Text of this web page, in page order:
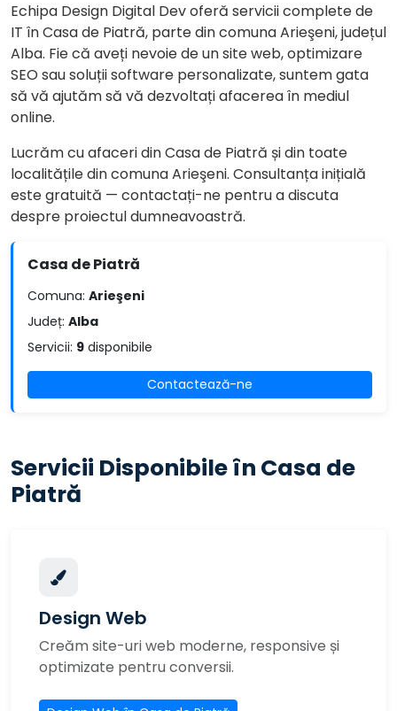
Echipa Design Digital Dev oferă servicii complete de
IT în Casa de Piatră, parte din comuna Arieşeni, județul
Alba. Fie că aveți nevoie de un site web, optimizare
SEO sau soluții software personalizate, suntem gata
să vă ajutăm să vă dezvoltați afacerea în mediul
online.
Lucrăm cu afaceri din Casa de Piatră și din toate
localitățile din comuna Arieşeni. Consultanța inițială
este gratuită — contactați-ne pentru a discuta
despre proiectul dumneavoastră.
Casa de Piatră
Comuna: Arieşeni
Județ: Alba
Servicii: 9 disponibile
Contactează-ne
Servicii Disponibile în Casa de
Piatră
Design Web
Creăm site-uri web moderne, responsive și
optimizate pentru conversii.